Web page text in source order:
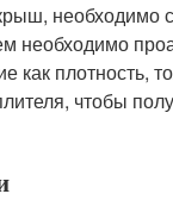
необходимо
необходимо
как плотность,
чтобы